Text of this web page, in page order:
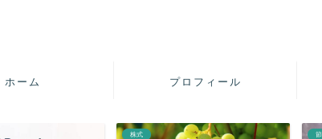
ホーム プロフィール
株式